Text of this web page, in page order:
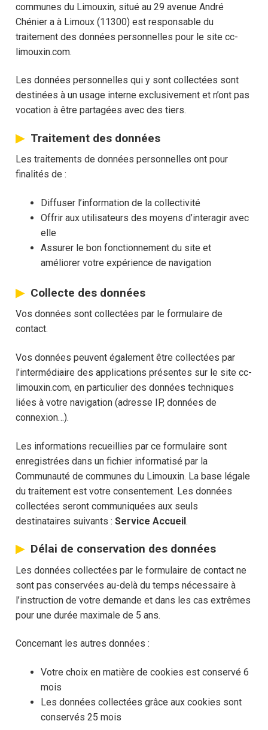
communes du Limouxin, situé au 29 avenue André
Chénier a à Limoux (11300) est responsable du
traitement des données personnelles pour le site cc-
limouxin.com.
Les données personnelles qui y sont collectées sont
destinées à un usage interne exclusivement et n’ont pas
vocation à être partagées avec des tiers.
Traitement des données
Les traitements de données personnelles ont pour
finalités de :
Diffuser l’information de la collectivité
Offrir aux utilisateurs des moyens d’interagir avec
elle
Assurer le bon fonctionnement du site et
améliorer votre expérience de navigation
Collecte des données
Vos données sont collectées par le formulaire de
contact.
Vos données peuvent également être collectées par
l’intermédiaire des applications présentes sur le site cc-
limouxin.com, en particulier des données techniques
liées à votre navigation (adresse IP, données de
connexion…).
Les informations recueillies par ce formulaire sont
enregistrées dans un fichier informatisé par la
Communauté de communes du Limouxin. La base légale
du traitement est votre consentement. Les données
collectées seront communiquées aux seuls
destinataires suivants : Service Accueil.
Délai de conservation des données
Les données collectées par le formulaire de contact ne
sont pas conservées au-delà du temps nécessaire à
l’instruction de votre demande et dans les cas extrêmes
pour une durée maximale de 5 ans.
Concernant les autres données :
Votre choix en matière de cookies est conservé 6
mois
Les données collectées grâce aux cookies sont
conservés 25 mois